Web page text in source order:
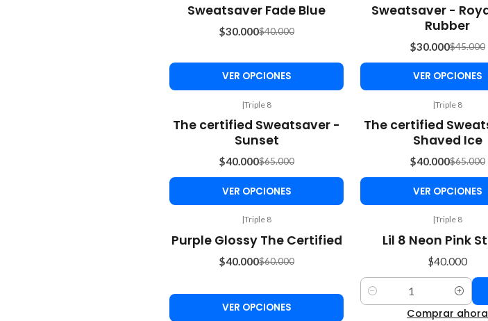
OFFSweatsaver Fade Blue
$30.000$40.000
VER OPCIONES
OFF
Sweatsaver -
Rubber
$30.000$45.000
VER OPCIONES
-38%
OFF
|Triple 8
The certified Sweatsaver -
Sunset
$40.000$65.000
VER OPCIONES
-38%
OFF
|Triple 8
The certified
Shaved Ice
$40.000$65.000
VER OPCIONES
OFF
|Triple 8
Purple Glossy The Certified
$40.000$60.000
VER OPCIONES
|Triple 8
Lil 8 Neon Pink
$40.000
Cantidad
Comprar ahora